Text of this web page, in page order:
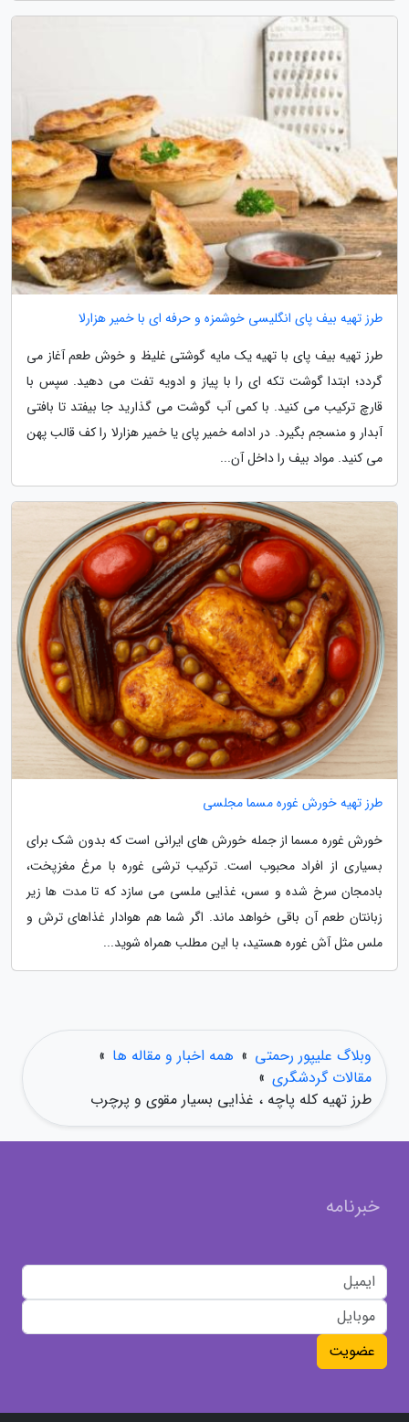
طرز تهیه بیف پای انگلیسی خوشمزه و حرفه ای با خمیر هزارلا
طرز تهیه بیف پای با تهیه یک مایه گوشتی غلیظ و خوش طعم آغاز می
گردد؛ ابتدا گوشت تکه ای را با پیاز و ادویه تفت می دهید. سپس با
قارچ ترکیب می کنید. با کمی آب گوشت می گذارید جا بیفتد تا بافتی
آبدار و منسجم بگیرد. در ادامه خمیر پای یا خمیر هزارلا را کف قالب پهن
می کنید. مواد بیف را داخل آن...
طرز تهیه خورش غوره مسما مجلسی
خورش غوره مسما از جمله خورش های ایرانی است که بدون شک برای
بسیاری از افراد محبوب است. ترکیب ترشی غوره با مرغ مغزپخت،
بادمجان سرخ شده و سس، غذایی ملسی می سازد که تا مدت ها زیر
زبانتان طعم آن باقی خواهد ماند. اگر شما هم هوادار غذاهای ترش و
ملس مثل آش غوره هستید، با این مطلب همراه شوید...
وبلاگ علیپور رحمتی » همه اخبار و مقاله ها »
مقالات گردشگری »
طرز تهیه کله پاچه ، غذایی بسیار مقوی و پرچرب
خبرنامه
عضویت